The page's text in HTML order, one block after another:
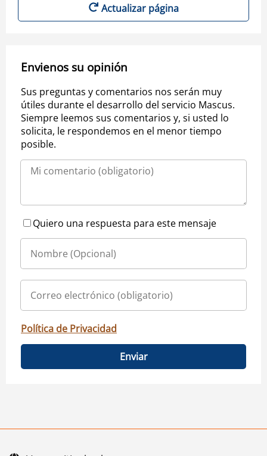
Actualizar página
Envienos su opinión
Sus preguntas y comentarios nos serán muy
útiles durante el desarrollo del servicio Mascus.
Siempre leemos sus comentarios y, si usted lo
solicita, le respondemos en el menor tiempo
posible.
Quiero una respuesta para este mensaje
Política de Privacidad
Enviar